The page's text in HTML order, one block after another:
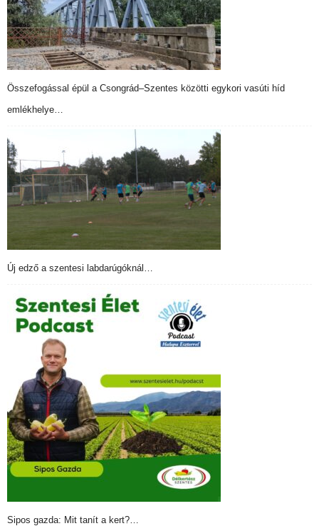
Összefogással épül a Csongrád–Szentes közötti egykori vasúti híd
emlékhelye…
Új edző a szentesi labdarúgóknál…
Sipos gazda: Mit tanít a kert?…